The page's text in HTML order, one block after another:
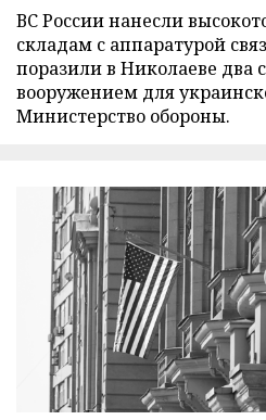
ВС России нанесли
складам с аппаратурой
поразили в Николаеве два
вооружением для
Министерство обороны.